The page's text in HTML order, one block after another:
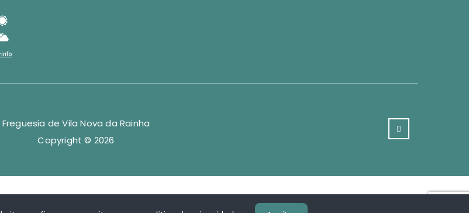
Freguesia de Vila Nova da Rainha
Copyright © 2026